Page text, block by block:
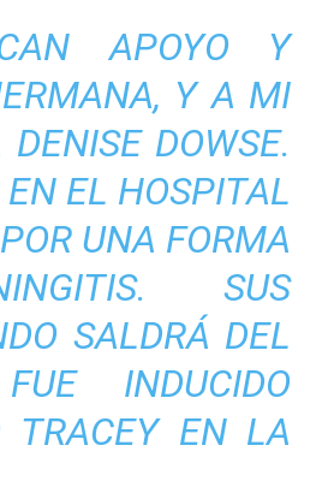
APOYO Y
Y A MI
DOWSE.
EL HOSPITAL
UNA FORMA
SUS
SALDRÁ DEL
INDUCIDO
TRACEY EN LA